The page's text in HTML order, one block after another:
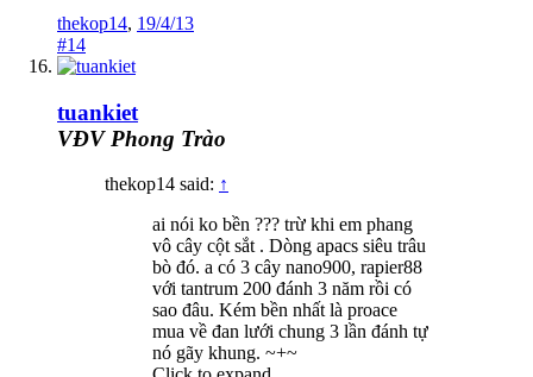
thekop14, 19/4/13
#14
tuankiet
VĐV Phong Trào
thekop14 said: ↑
ai nói ko bền ??? trừ khi em phang
vô cây cột sắt . Dòng apacs siêu trâu
bò đó. a có 3 cây nano900, rapier88
với tantrum 200 đánh 3 năm rồi có
sao đâu. Kém bền nhất là proace
mua về đan lưới chung 3 lần đánh tự
nó gãy khung. ~+~